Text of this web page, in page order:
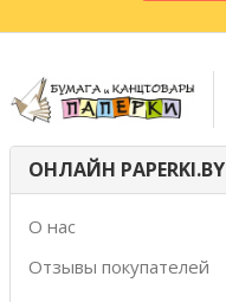
ОНЛАЙН PAPERKI.BY
О нас
Отзывы покупателей